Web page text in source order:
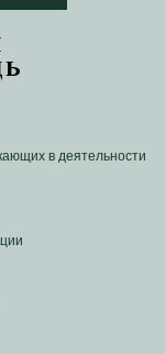
в деятельности